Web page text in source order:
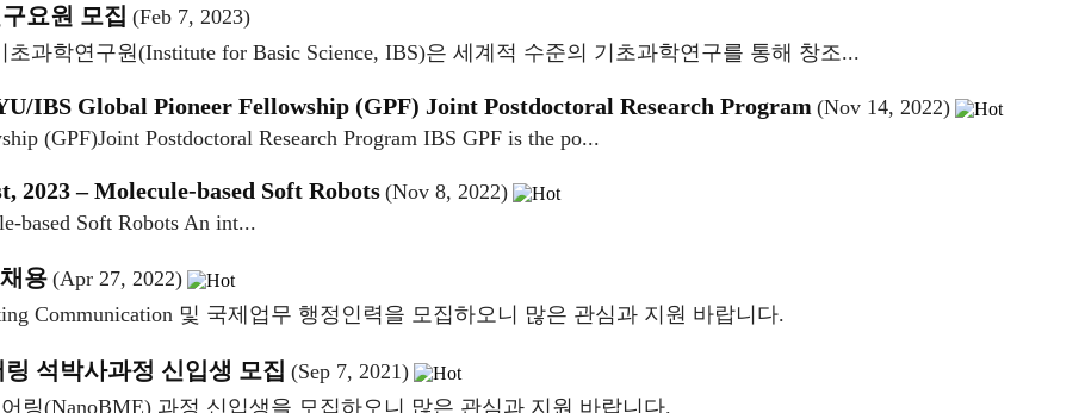
요원 모집 (Feb 7, 2023)
과학연구원(Institute for Basic Science, IBS)은 세계적 수준의 기초과학연구를 통해 창조...
IBS Global Pioneer Fellowship (GPF) Joint Postdoctoral Research Program (Nov 14, 2022)
(GPF)Joint Postdoctoral Research Program IBS GPF is the po...
2023 – Molecule-based Soft Robots (Nov 8, 2022)
based Soft Robots An int...
용 (Apr 27, 2022)
Communication 및 국제업무 행정인력을 모집하오니 많은 관심과 지원 바랍니다.
석박사과정 신입생 모집 (Sep 7, 2021)
링(NanoBME) 과정 신입생을 모집하오니 많은 관심과 지원 바랍니다.